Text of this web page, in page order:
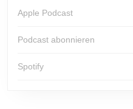
Apple Podcast
Podcast abonnieren
Spotify